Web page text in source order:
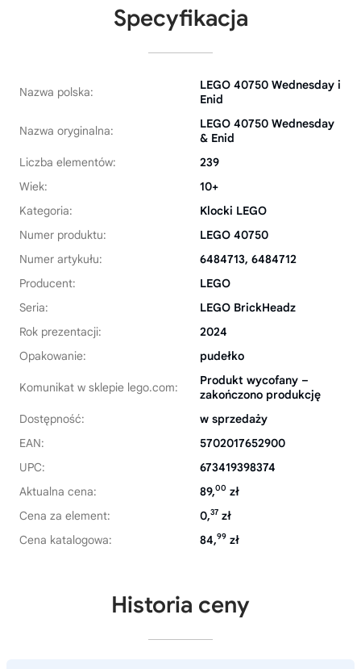
Specyfikacja
Nazwa polska:
LEGO 40750 Wednesday i
Enid
Nazwa oryginalna:
LEGO 40750 Wednesday
& Enid
Liczba elementów:
239
Wiek:
10+
Kategoria:
Klocki LEGO
Numer produktu:
LEGO 40750
Numer artykułu:
6484713, 6484712
Producent:
LEGO
Seria:
LEGO BrickHeadz
Rok prezentacji:
2024
Opakowanie:
pudełko
Komunikat w sklepie lego.com:
Produkt wycofany –
zakończono produkcję
Dostępność:
w sprzedaży
EAN:
5702017652900
UPC:
673419398374
Aktualna cena:
89,00 zł
Cena za element:
0,37 zł
Cena katalogowa:
84,99 zł
Historia ceny